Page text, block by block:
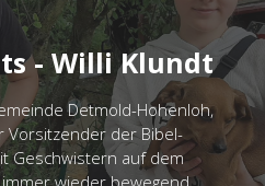
- Willi Klundt
Detmold-Hohenloh,
der Bibel-
Geschwistern auf dem
wieder bewegend.